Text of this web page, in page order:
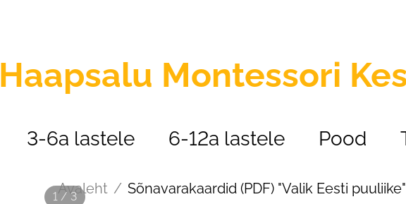
Haapsalu Montessori
3-6a lastele 6-12a lastele Pood
Avaleht / Sõnavarakaardid (PDF) "Valik Eesti puuliike"
1 / 3